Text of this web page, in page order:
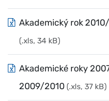
Akademický rok
(.xls, 34 kB)
Akademické roky
2009/2010 (.xls, 37 kB)